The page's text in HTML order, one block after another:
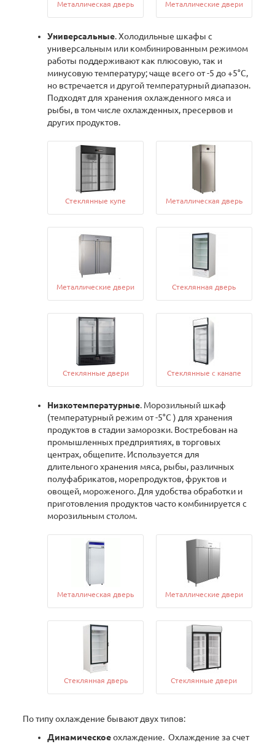
Металлическая дверь Металлические двери
Универсальные. Холодильные шкафы с
универсальным или комбинированным режимом
работы поддерживают как плюсовую, так и
минусовую температуру; чаще всего от -5 до +5°С,
но встречается и другой температурный диапазон.
Подходят для хранения охлажденного мяса и
рыбы, в том числе охлажденных, пресервов и
других продуктов.
Cтеклянные купе Металлическая дверь
Металлические двери Стеклянная дверь
Стеклянные двери Стеклянные с канапе
Низкотемпературные. Морозильный шкаф
(температурный режим от -5°С ) для хранения
продуктов в стадии заморозки. Востребован на
промышленных предприятиях, в торговых
центрах, общепите. Используется для
длительного хранения мяса, рыбы, различных
полуфабрикатов, морепродуктов, фруктов и
овощей, мороженого. Для удобства обработки и
приготовления продуктов часто комбинируется с
морозильным столом.
Металлическая дверь Металлические двери
Cтеклянная дверь Стеклянные двери
По типу охлаждение бывают двух типов:
Динамическоеохлаждение. Охлаждение за счет